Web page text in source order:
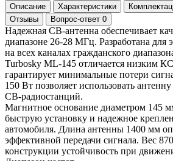
Описание Характеристики
Отзывы
Вопрос-ответ 0
Надежная CB-антенна обеспечивает
диапазоне 26-28 МГц. Разработана для
на всех каналах гражданского
Turbosky ML-145 отличается низким
гарантирует минимальные потери
150 Вт позволяет использовать
CB-радиостанций.
Магнитное основание диаметром 145
быструю установку и надежное
автомобиля. Длина антенны 1400 мм
эффективной передачи сигнала. Вес
конструкции устойчивость при